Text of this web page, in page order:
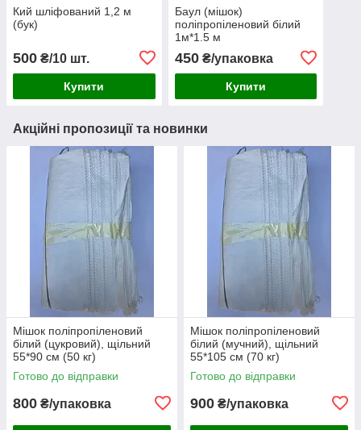
Кий шліфований 1,2 м
(бук)
500 ₴/10 шт.
Купити
Баул (мішок)
поліпропіленовий білий
1м*1.5 м
450₴/упаковка
Купити
Акційні пропозиції та новинки
Мішок поліпропіленовий
білий (цукровий), щільний
55*90 см (50 кг)
Готово до відправки
800 ₴/упаковка
Мішок поліпропіленовий
білий (мучний), щільний
55*105 см (70 кг)
Готово до відправки
900 ₴/упаковка